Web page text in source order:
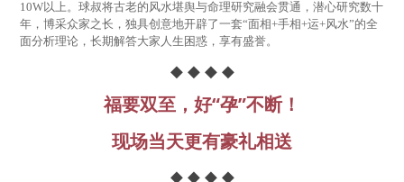
10W以上。球叔将古老的风水堪舆与命理研究融会贯通，潜心研究数十
年，博采众家之长，独具创意地开辟了一套“面相+手相+运+风水”的全
面分析理论，长期解答大家人生困惑，享有盛誉。
◆ ◆ ◆ ◆
福要双至，好“孕”不断！
现场当天更有豪礼相送
◆ ◆ ◆ ◆